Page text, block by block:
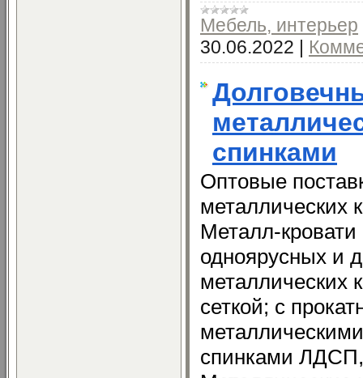
Мебель, интерьер
30.06.2022 |
спинками
Оптовые
металлических
Металл-
одноярусных и
металлических
сеткой; с
спинками ЛДСП,